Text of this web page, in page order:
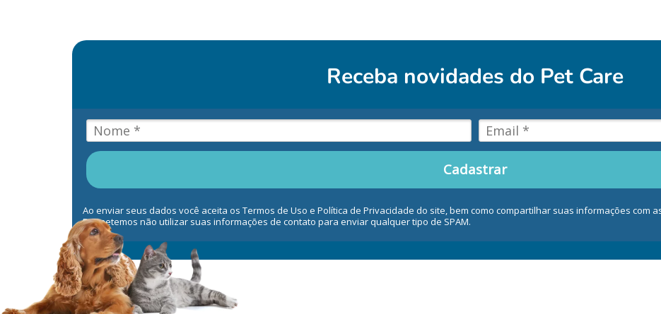
Receba novidades do Pet Care
Cadastrar
Ao enviar seus dados você aceita os Termos de Uso e Política de Privacidade do site, bem como compartilhar suas informações com
Prometemos não utilizar suas informações de contato para enviar qualquer tipo de SPAM.